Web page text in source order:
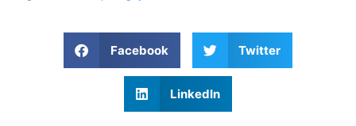
Facebook Twitter
LinkedIn